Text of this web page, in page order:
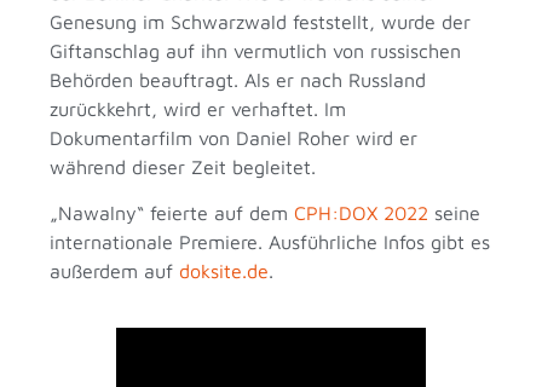
Genesung im Schwarzwald feststellt, wurde der
Giftanschlag auf ihn vermutlich von russischen
Behörden beauftragt. Als er nach Russland
zurückkehrt, wird er verhaftet. Im
Dokumentarfilm von Daniel Roher wird er
während dieser Zeit begleitet.
„Nawalny“ feierte auf demCPH:DOX 2022 seine
internationale Premiere. Ausführliche Infos gibt es
außerdem auf doksite.de.